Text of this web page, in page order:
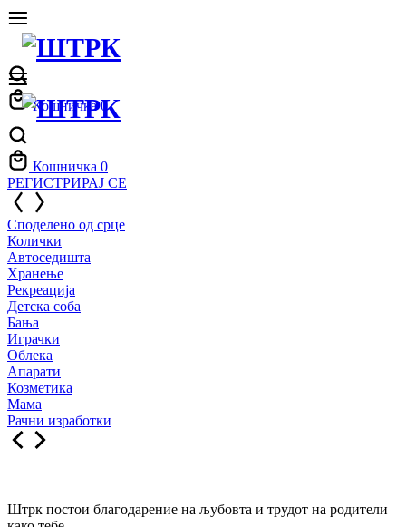
Кошничка 0
Кошничка 0
РЕГИСТРИРАЈ СЕ
Споделено од срце
Колички
Автоседишта
Хранење
Рекреација
Детска соба
Бања
Играчки
Облека
Апарати
Козметика
Мама
Рачни изработки
Штрк постои благодарение на љубовта и трудот на родители